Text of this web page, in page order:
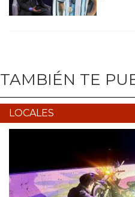
TAMBIÉN TE
LOCALES